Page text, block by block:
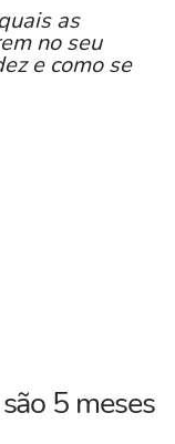
as
no seu
e como se
5 meses